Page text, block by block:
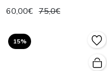
60,00€ 75,0€
15%